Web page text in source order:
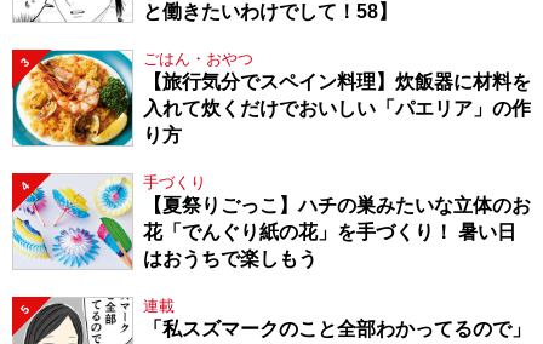
と働きたいわけでして！58】
3 ごはん・おやつ
【旅行気分でスペイン料理】炊飯器に材料を
入れて炊くだけでおいしい「パエリア」の作
り方
4 手づくり
【夏祭りごっこ】ハチの巣みたいな立体のお
花「でんぐり紙の花」を手づくり！ 暑い日
はおうちで楽しもう
5 連載
「私スズマークのこと全部わかってるので」